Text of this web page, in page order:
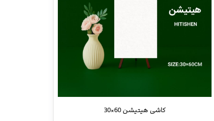
کاشی هیتیشن 60×30